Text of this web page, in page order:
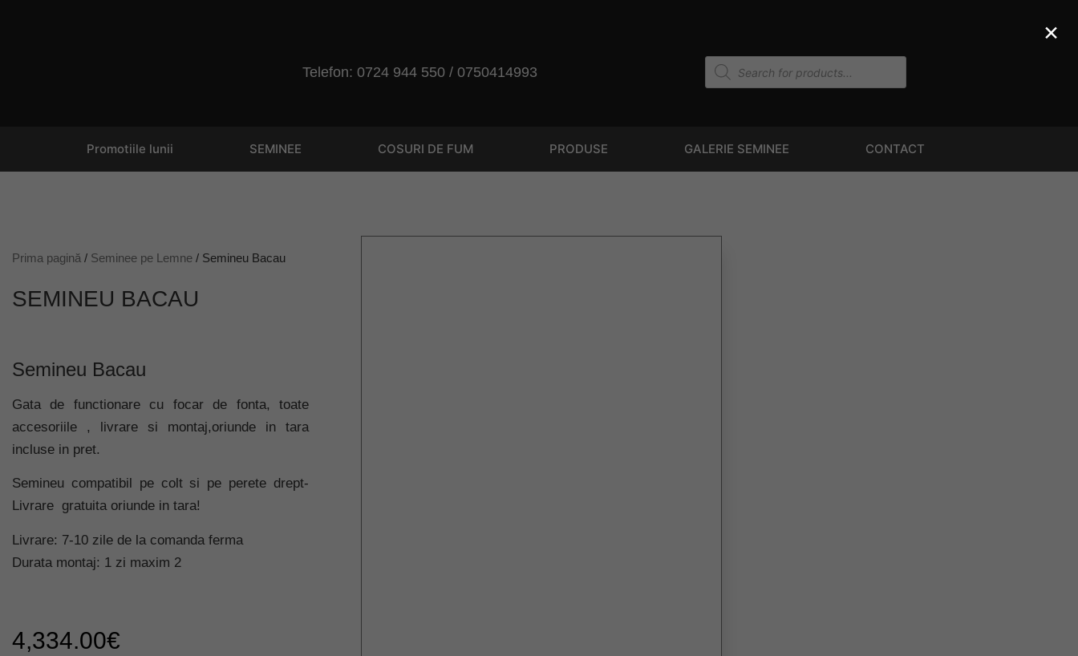
Telefon: 0724 944 550 / 0750414993
Promotiile lunii SEMINEE COSURI DE FUM PRODUSE GALERIE SEMINEE CONTACT
Prima pagină / Seminee pe Lemne / Semineu Bacau
SEMINEU BACAU
Semineu Bacau
Gata de functionare cu focar de fonta, toate
accesoriile , livrare si montaj,oriunde in tara
incluse in pret.
Semineu compatibil pe colt si pe perete drept-
Livrare gratuita oriunde in tara!
Livrare: 7-10 zile de la comanda ferma
Durata montaj: 1 zi maxim 2
4,334.00€
×